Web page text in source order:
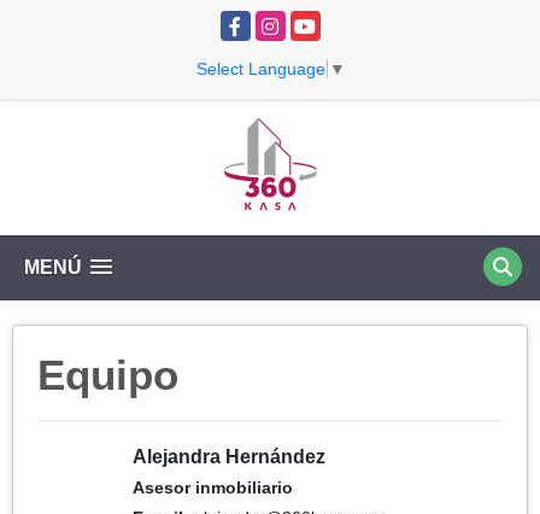
Facebook
InstagramYouTube
Select Language ▼
MENÚ
Equipo
Alejandra Hernández
Asesor inmobiliario